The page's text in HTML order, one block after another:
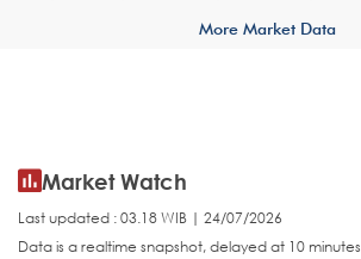
More Market Data
Market Watch
Last updated : 03.18 WIB | 24/07/2026
Data is a realtime snapshot, delayed at 10 minutes